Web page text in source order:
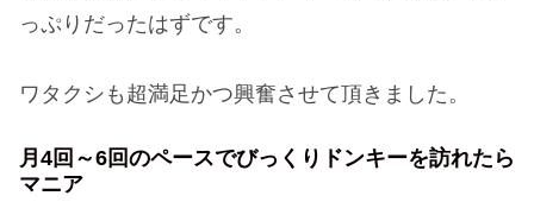
っぷりだったはずです。
ワタクシも超満足かつ興奮させて頂きました。
月4回～6回のペースでびっくりドンキーを訪れたら
マニア